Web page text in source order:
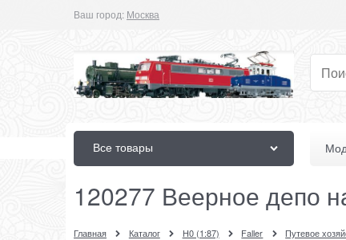
Ваш город: Москва
Все товары
120277 Веерное депо
Главная Каталог H0 (1:87) Faller Путевое